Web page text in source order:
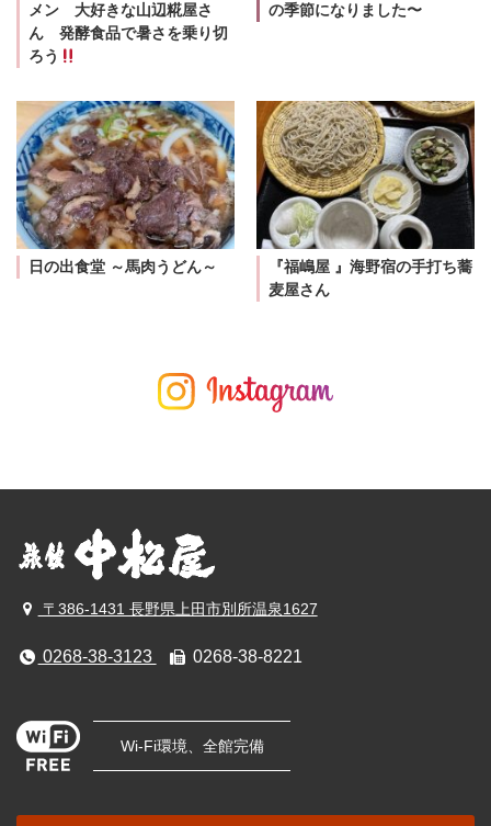
メン 大好きな山辺糀屋さ
ん 発酵食品で暑さを乗り切
ろう
の季節になりました〜
日の出食堂 ～馬肉うどん～
『福嶋屋 』海野宿の手打ち蕎
麦屋さん
〒386-1431 長野県上田市別所温泉1627
0268-38-3123 0268-38-8221
Wi-Fi環境、全館完備